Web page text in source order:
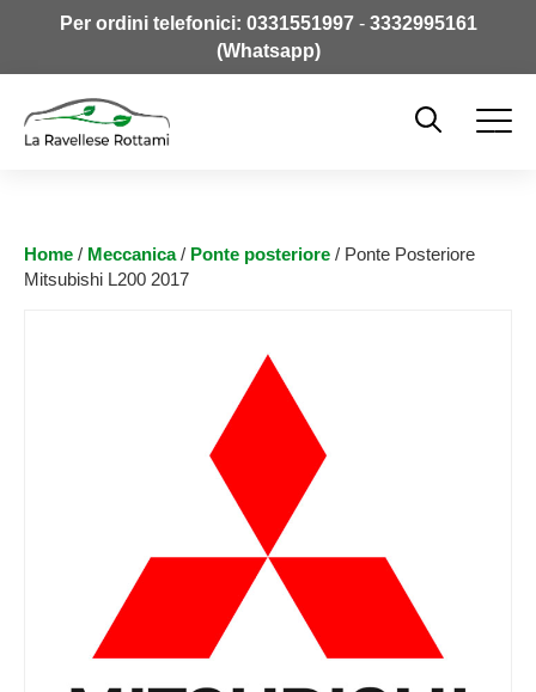
Per ordini telefonici: 0331551997- 3332995161
(Whatsapp)
Home / Meccanica/ Ponte posteriore / Ponte Posteriore
Mitsubishi L200 2017